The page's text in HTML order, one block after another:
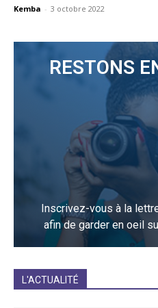
Kemba - 3 octobre 2022
RESTONS
Inscrivez-vous à la
afin de garder en oeil
L'ACTUALITÉ